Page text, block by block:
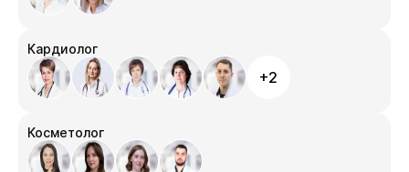
Кардиолог
+2
Косметолог